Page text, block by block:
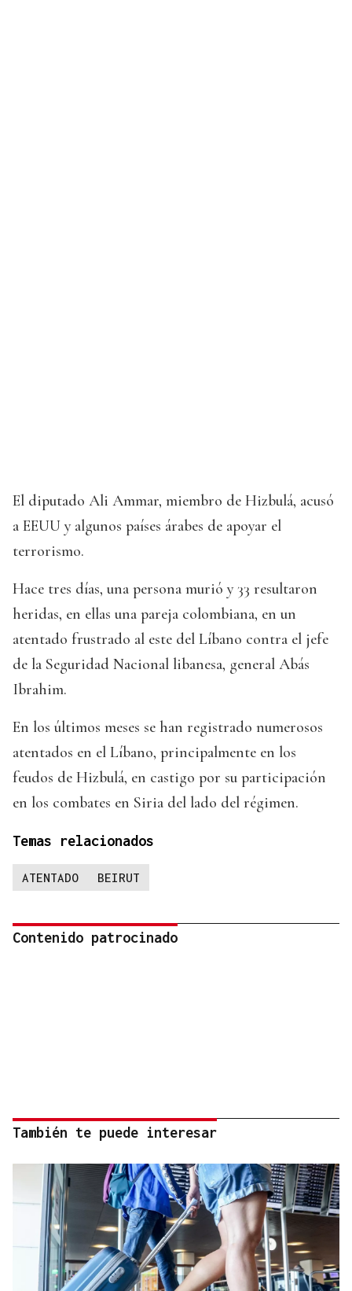
El diputado Ali Ammar, miembro de Hizbulá, acusó
a EEUU y algunos países árabes de apoyar el
terrorismo.
Hace tres días, una persona murió y 33 resultaron
heridas, en ellas una pareja colombiana, en un
atentado frustrado al este del Líbano contra el jefe
de la Seguridad Nacional libanesa, general Abás
Ibrahim.
En los últimos meses se han registrado numerosos
atentados en el Líbano, principalmente en los
feudos de Hizbulá, en castigo por su participación
en los combates en Siria del lado del régimen.
Temas relacionados
ATENTADO BEIRUT
Contenido patrocinado
También te puede interesar